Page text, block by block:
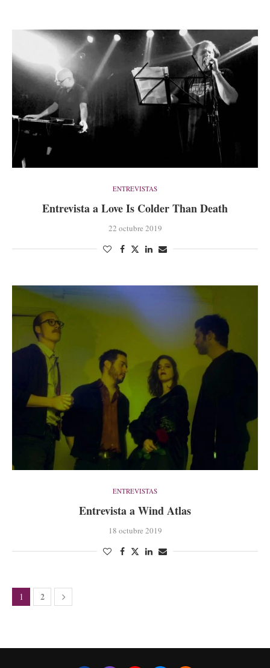
ENTREVISTAS
Entrevista a Love Is Colder Than Death
22 octubre 2019
ENTREVISTAS
Entrevista a Wind Atlas
18 octubre 2019
1 2